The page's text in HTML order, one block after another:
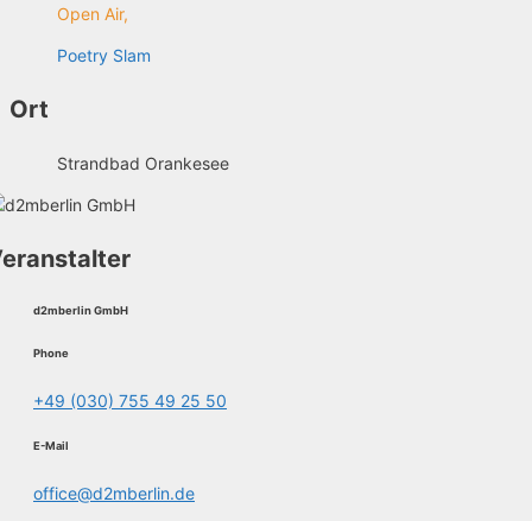
Open Air,
Poetry Slam
Ort
Strandbad Orankesee
d2mberlin GmbH
Phone
+49 (030) 755 49 25 50
E-Mail
office@d2mberlin.de